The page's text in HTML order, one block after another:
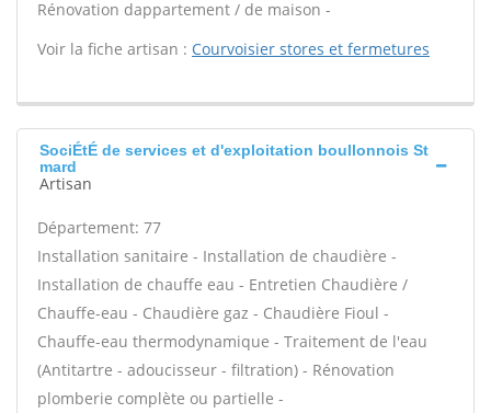
Rénovation dappartement / de maison -
Voir la fiche artisan : Courvoisier stores et fermetures
SociÉtÉ de services et d'exploitation boullonnois St
mard
Artisan
Département: 77
Installation sanitaire - Installation de chaudière -
Installation de chauffe eau - Entretien Chaudière /
Chauffe-eau - Chaudière gaz - Chaudière Fioul -
Chauffe-eau thermodynamique - Traitement de l'eau
(Antitartre - adoucisseur - filtration) - Rénovation
plomberie complète ou partielle -